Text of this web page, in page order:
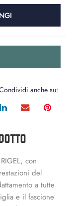
anche su:
con
del
a tutte
e il fascione